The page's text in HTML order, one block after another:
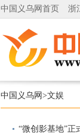
中国义乌网首页 浙
中国义乌网 >文娱
“微创影基地”正